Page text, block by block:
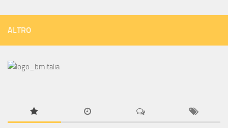
ALTRO